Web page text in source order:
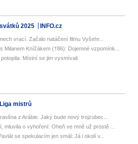
2025 INFO.cz
vrací. Začalo natáčení filmu Vyšehr...
Milanem Knížákem (†86): Dojemné vzpomínk...
Místní se jim vysmívali
Liga mistrů
z Arábie. Jaký bude nový trojzubec...
mluvila o vyhoření: Oheň ve mně už prostě ...
se spekulacím jen smál: Já i okolí v...